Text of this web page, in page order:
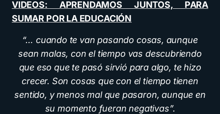
VIDEOS: APRENDAMOS JUNTOS, PARA
SUMAR POR LA EDUCACIÓN
“… cuando te van pasando cosas, aunque
sean malas, con el tiempo vas descubriendo
que eso que te pasó sirvió para algo, te hizo
crecer. Son cosas que con el tiempo tienen
sentido, y menos mal que pasaron, aunque en
su momento fueran negativas”.